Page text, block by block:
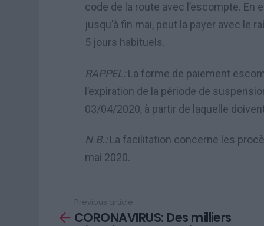
code de la route avec l’escompte. En
jusqu’à fin mai, peut la payer avec le
5 jours habituels.
RAPPEL:La forme de paiement
l’expiration de la période de
03/04/2020, à partir de laquelle
N.B.:La facilitation concerne les
mai 2020.
more
Previous article
CORONAVIRUS: Des milliers